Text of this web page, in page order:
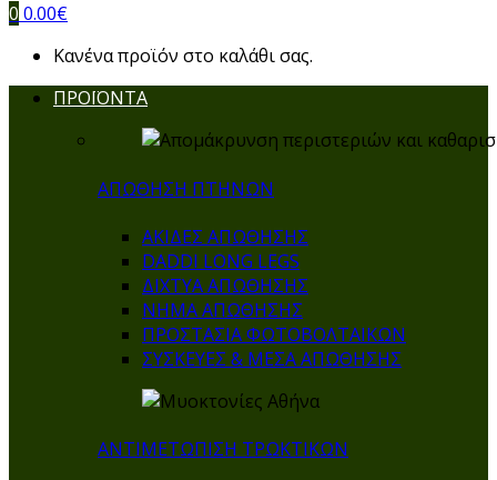
0 0.00€
Κανένα προϊόν στο καλάθι σας.
ΠΡΟΪΟΝΤΑ
ΑΠΩΘΗΣΗ ΠΤΗΝΩΝ
ΑΚΙΔΕΣ ΑΠΩΘΗΣΗΣ
DADDI LONG LEGS
ΔΙΧΤΥΑ ΑΠΩΘΗΣΗΣ
ΝΗΜΑ ΑΠΩΘΗΣΗΣ
ΠΡΟΣΤΑΣΙΑ ΦΩΤΟΒΟΛΤΑΙΚΩΝ
ΣΥΣΚΕΥΕΣ & ΜΕΣΑ ΑΠΩΘΗΣΗΣ
ΑΝΤΙΜΕΤΩΠΙΣΗ ΤΡΩΚΤΙΚΩΝ